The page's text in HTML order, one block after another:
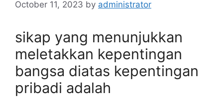
October 11, 2023 by administrator
sikap yang menunjukkan
meletakkan kepentingan
bangsa diatas kepentingan
pribadi adalah